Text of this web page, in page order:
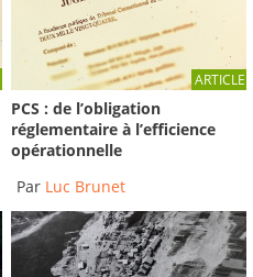
ARTICLE
PCS : de l’obligation
réglementaire à l’efficience
opérationnelle
Par Luc Brunet